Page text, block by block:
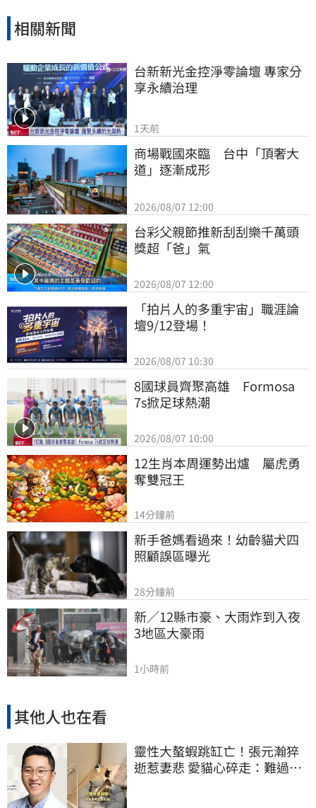
相關新聞
台新新光金控淨零論壇 專家分
享永續治理
1天前
商場戰國來臨　台中「頂奢大
道」逐漸成形
2026/08/07 12:00
台彩父親節推新刮刮樂千萬頭
獎超「爸」氣
2026/08/07 12:00
「拍片人的多重宇宙」職涯論
壇9/12登場！
2026/08/07 10:30
8國球員齊聚高雄　Formosa
7s掀足球熱潮
2026/08/07 10:00
12生肖本周運勢出爐　屬虎勇
奪雙冠王
14分鐘前
新手爸媽看過來！幼齡貓犬四
照顧誤區曝光
28分鐘前
新／12縣市豪、大雨炸到入夜
3地區大豪雨
1小時前
其他人也在看
靈性大螯蝦跳缸亡！張元瀚猝
逝惹妻悲 愛貓心碎走：難過不